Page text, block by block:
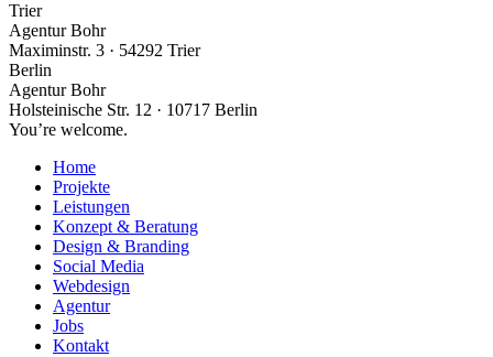
Trier
Agentur Bohr
Maximinstr. 3 · 54292 Trier
Berlin
Agentur Bohr
Holsteinische Str. 12 · 10717 Berlin
You’re welcome.
Home
Projekte
Leistungen
Konzept & Beratung
Design & Branding
Social Media
Webdesign
Agentur
Jobs
Kontakt